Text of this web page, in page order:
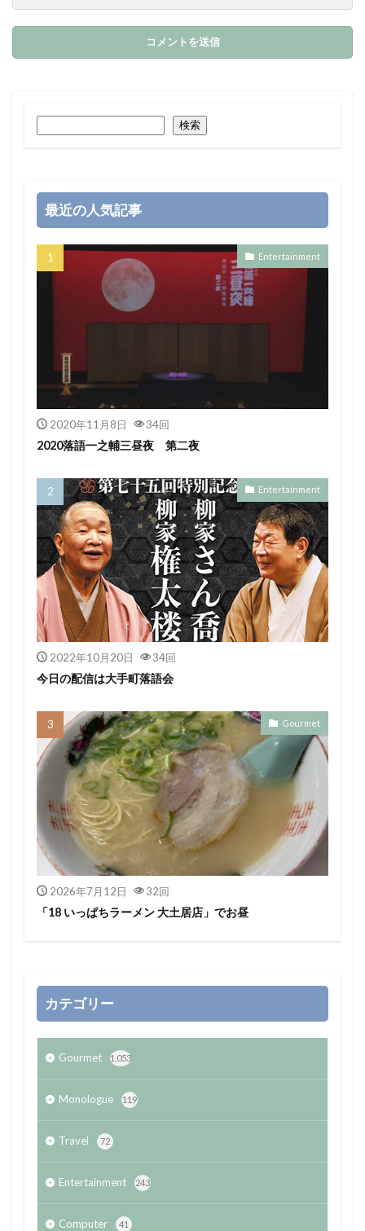
検索
最近の人気記事
Entertainment
2020年11月8日 34回
2020落語一之輔三昼夜 第二夜
Entertainment
2022年10月20日 34回
今日の配信は大手町落語会
Gourmet
2026年7月12日 32回
「18 いっぱちラーメン 大土居店」でお昼
カテゴリー
Gourmet 1,053
Monologue 119
Travel 72
Entertainment 243
Computer 41